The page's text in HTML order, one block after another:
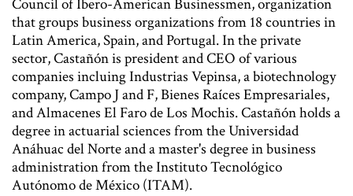
Council of Ibero-American Businessmen, organization
that groups business organizations from 18 countries in
Latin America, Spain, and Portugal. In the private
sector, Castañón is president and CEO of various
companies incluing Industrias Vepinsa, a biotechnology
company, Campo J and F, Bienes Raíces Empresariales,
and Almacenes El Faro de Los Mochis. Castañón holds a
degree in actuarial sciences from the Universidad
Anáhuac del Norte and a master's degree in business
administration from the Instituto Tecnológico
Autónomo de México (ITAM).